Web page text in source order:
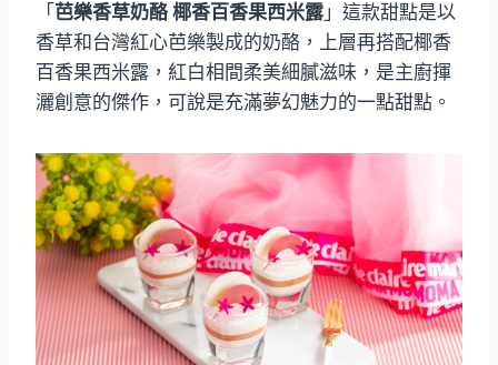
「 芭樂香草奶酪 椰香百香果西米露」這款甜點是以
香草和台灣紅心芭樂製成的奶酪，上層再搭配椰香
百香果西米露，紅白相間柔美細膩滋味，是主廚揮
灑創意的傑作，可說是充滿夢幻魅力的一點甜點。